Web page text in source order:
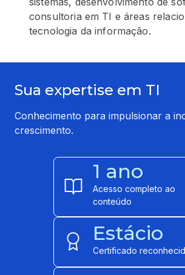
consultoria em TI e áreas
tecnologia da informação.
Sua expertise em TI
Conhecimento para impulsionar a
crescimento.
1 ano
Acesso completo ao
conteúdo
Estácio
Certificado